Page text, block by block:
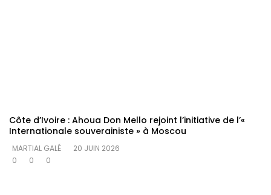
Côte d’Ivoire : Ahoua Don Mello rejoint l’initiative de l’«
Internationale souverainiste » à Moscou
MARTIAL GALÉ
20 JUIN 2026
0
0 0